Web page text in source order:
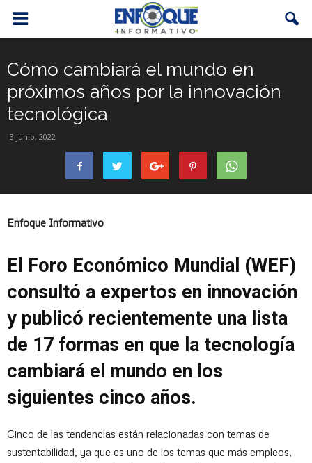
Cómo cambiará el mundo en
próximos años por la innovación
tecnológica
3 junio, 2022
Enfoque Informativo
El Foro Económico Mundial (WEF)
consultó a expertos en innovación
y publicó recientemente una lista
de 17 formas en que la tecnología
cambiará el mundo en los
siguientes cinco años.
Cinco de las tendencias están relacionadas con temas de
sustentabilidad, ya que es uno de los temas que más empleos,